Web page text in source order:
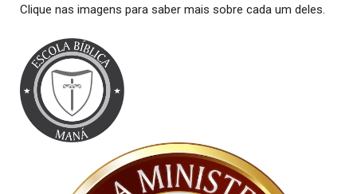
Clique nas imagens para saber mais sobre cada um deles.